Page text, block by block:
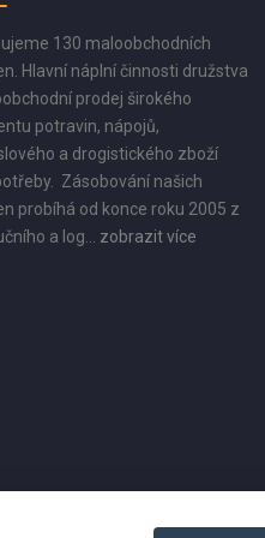
130 maloobchodních
Hlavní náplní činnosti družstva
prodej širokého
potravin, nápojů,
a drogistického zboží
Zásobování našich
probíhá od konce roku 2005 z
a log... zobrazit více